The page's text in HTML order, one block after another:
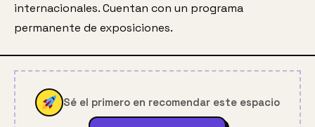
internacionales. Cuentan con un programa
permanente de exposiciones.
Sé el primero en recomendar este espacio